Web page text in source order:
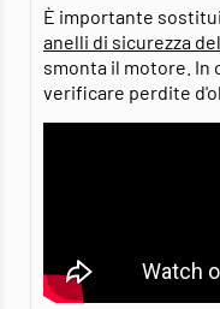
È importante
anelli di sicurezza
smonta il motore. In
verificare perdite